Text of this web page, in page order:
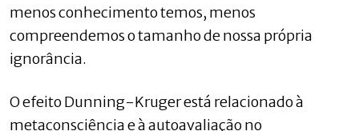
menos conhecimento temos, menos
compreendemos o tamanho de nossa própria
ignorância.
O efeito Dunning-Kruger está relacionado à
metaconsciência e à autoavaliação no